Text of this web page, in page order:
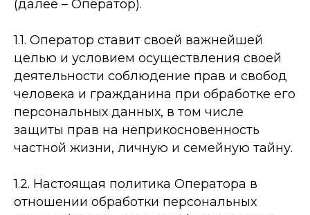
(далее – Оператор).
1.1. Оператор ставит своей важнейшей
целью и условием осуществления своей
деятельности соблюдение прав и свобод
человека и гражданина при обработке его
персональных данных, в том числе
защиты прав на неприкосновенность
частной жизни, личную и семейную тайну.
1.2. Настоящая политика Оператора в
отношении обработки персональных